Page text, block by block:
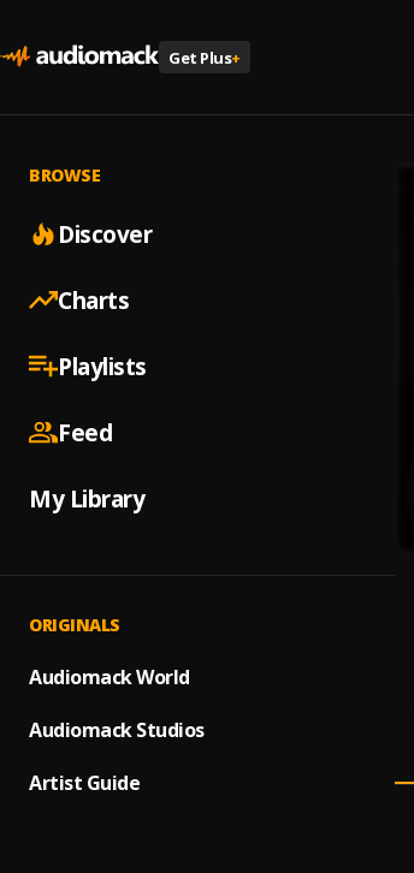
Get Plus+
BROWSE
Discover
Charts
Playlists
Feed
My Library
ORIGINALS
Audiomack World
Audiomack Studios
Artist Guide